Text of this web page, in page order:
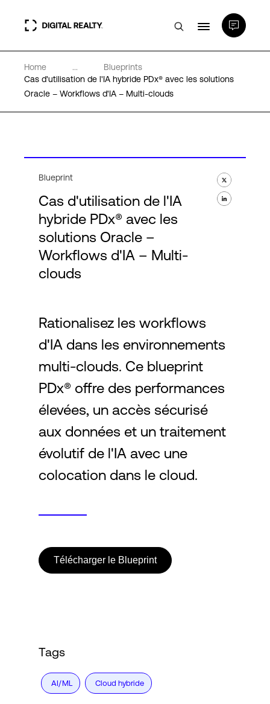
Data Centers
PlatformDIGITAL®
A propos de nous
Language
Home ...
Blueprints
Cas d'utilisation de l'IA hybride PDx® avec les solutions
Oracle – Workflows d'IA – Multi-clouds
Blueprint
Cas d'utilisation de l'IA
hybride PDx® avec les
solutions Oracle –
Workflows d'IA – Multi-
clouds
Rationalisez les workflows
d'IA dans les environnements
multi-clouds. Ce blueprint
PDx® offre des performances
élevées, un accès sécurisé
aux données et un traitement
évolutif de l'IA avec une
colocation dans le cloud.
Télécharger le Blueprint
Tags
AI/ML Cloud hybride